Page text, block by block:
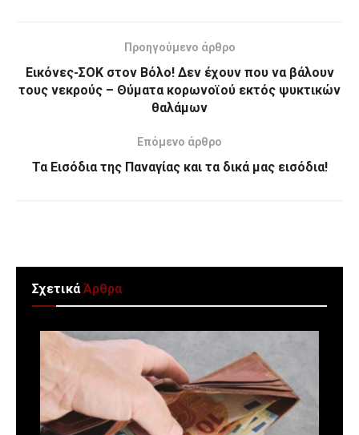
Προηγούμενο άρθρο
Εικόνες-ΣΟΚ στον Βόλο! Δεν έχουν που να βάλουν
τους νεκρούς – Θύματα κορωνοϊού εκτός ψυκτικών
θαλάμων
Επόμενο άρθρο
Τα Εισόδια της Παναγίας και τα δικά μας εισόδια!
ΣχετικάΆρθρα